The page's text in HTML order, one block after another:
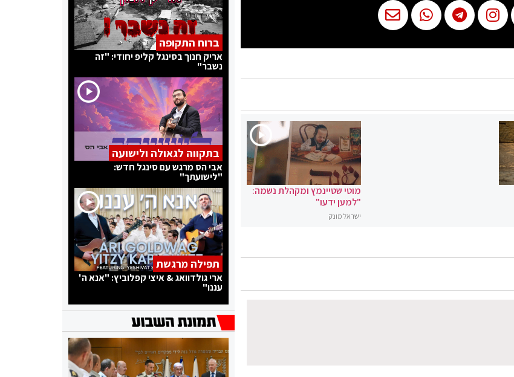
מוטי שטיינמץ ומקהלת נשמה:
"למען ידעו"
ישראל מונק
ברוח התקופה
אריק חנוך בסינגל קליפ יחודי: "זה
נשבר"
בתקווה לגאולה ולישועה
אבי הס מרגש עם סינגל חדש:
"לישועתך"
תפילה מרגשת
ארי גולדוואג & איצי קפלוביץ: "אנא ה'
עננו"